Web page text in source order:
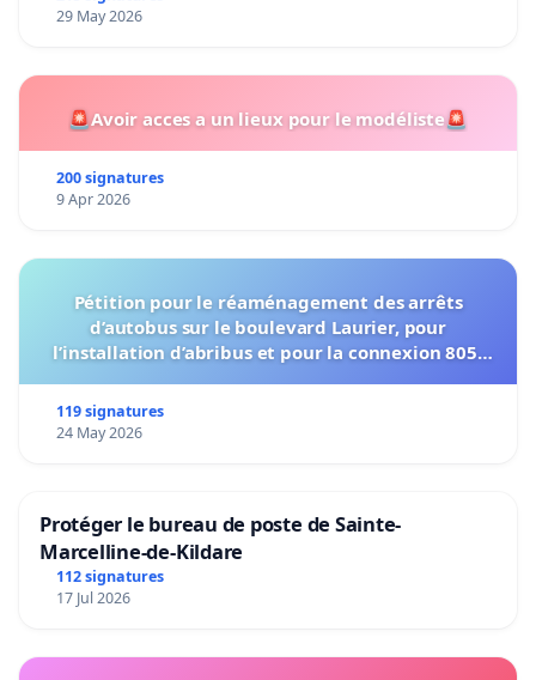
29 May 2026
🚨Avoir acces a un lieux pour le modéliste🚨
200 signatures
9 Apr 2026
Pétition pour le réaménagement des arrêts
d’autobus sur le boulevard Laurier, pour
l’installation d’abribus et pour la connexion 805-
119 signatures
24 May 2026
Protéger le bureau de poste de Sainte-
Marcelline-de-Kildare
112 signatures
17 Jul 2026